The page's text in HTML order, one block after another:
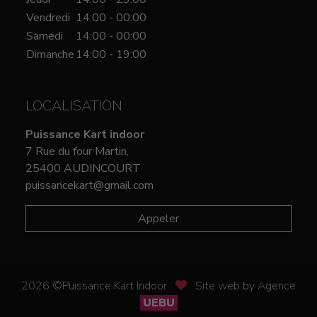
Vendredi 14:00 - 00:00
Samedi
14:00 - 00:00
Dimanche 14:00 - 19:00
LOCALISATION
Puissance Kart indoor
7 Rue du four Martin,
25400 AUDINCOURT
puissancekart@gmail.com
Appeler
2026 ©Puissance Kart Indoor
Site web by Agence
UEBU